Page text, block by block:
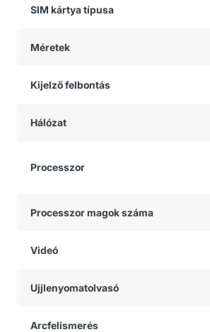
SIM kártya típusa
Méretek
Kijelző felbontás
Hálózat
Processzor
Processzor magok száma
Videó
Ujjlenyomatolvasó
Arcfelismerés